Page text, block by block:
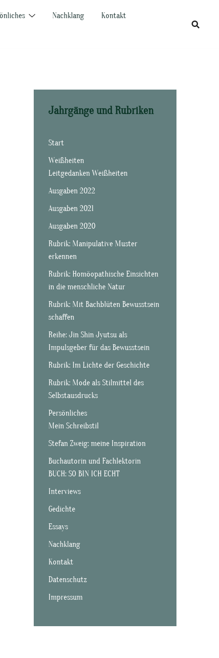
Nachklang Kontakt
Jahrgänge und Rubriken
Start
Weißheiten
Leitgedanken Weißheiten
Ausgaben 2022
Ausgaben 2021
Ausgaben 2020
Rubrik: Manipulative Muster
erkennen
Rubrik: Homöopathische Einsichten
in die menschliche Natur
Rubrik: Mit Bachblüten Bewusstsein
schaffen
Reihe: Jin Shin Jyutsu als
Impulsgeber für das Bewusstsein
Rubrik: Im Lichte der Geschichte
Rubrik: Mode als Stilmittel des
Selbstausdrucks
Persönliches
Mein Schreibstil
Stefan Zweig: meine Inspiration
Buchautorin und Fachlektorin
BUCH: SO BIN ICH ECHT
Interviews
Gedichte
Essays
Nachklang
Kontakt
Datenschutz
Impressum